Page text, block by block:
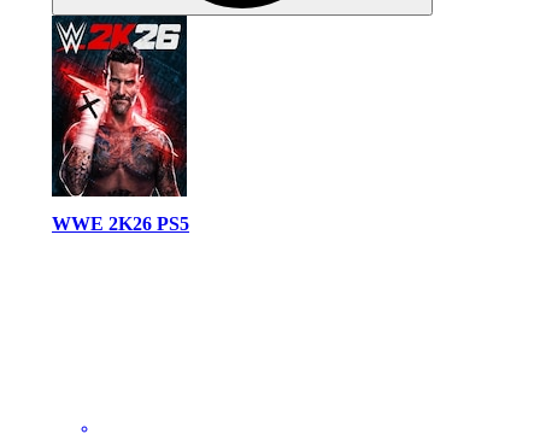
WWE 2K26 PS5